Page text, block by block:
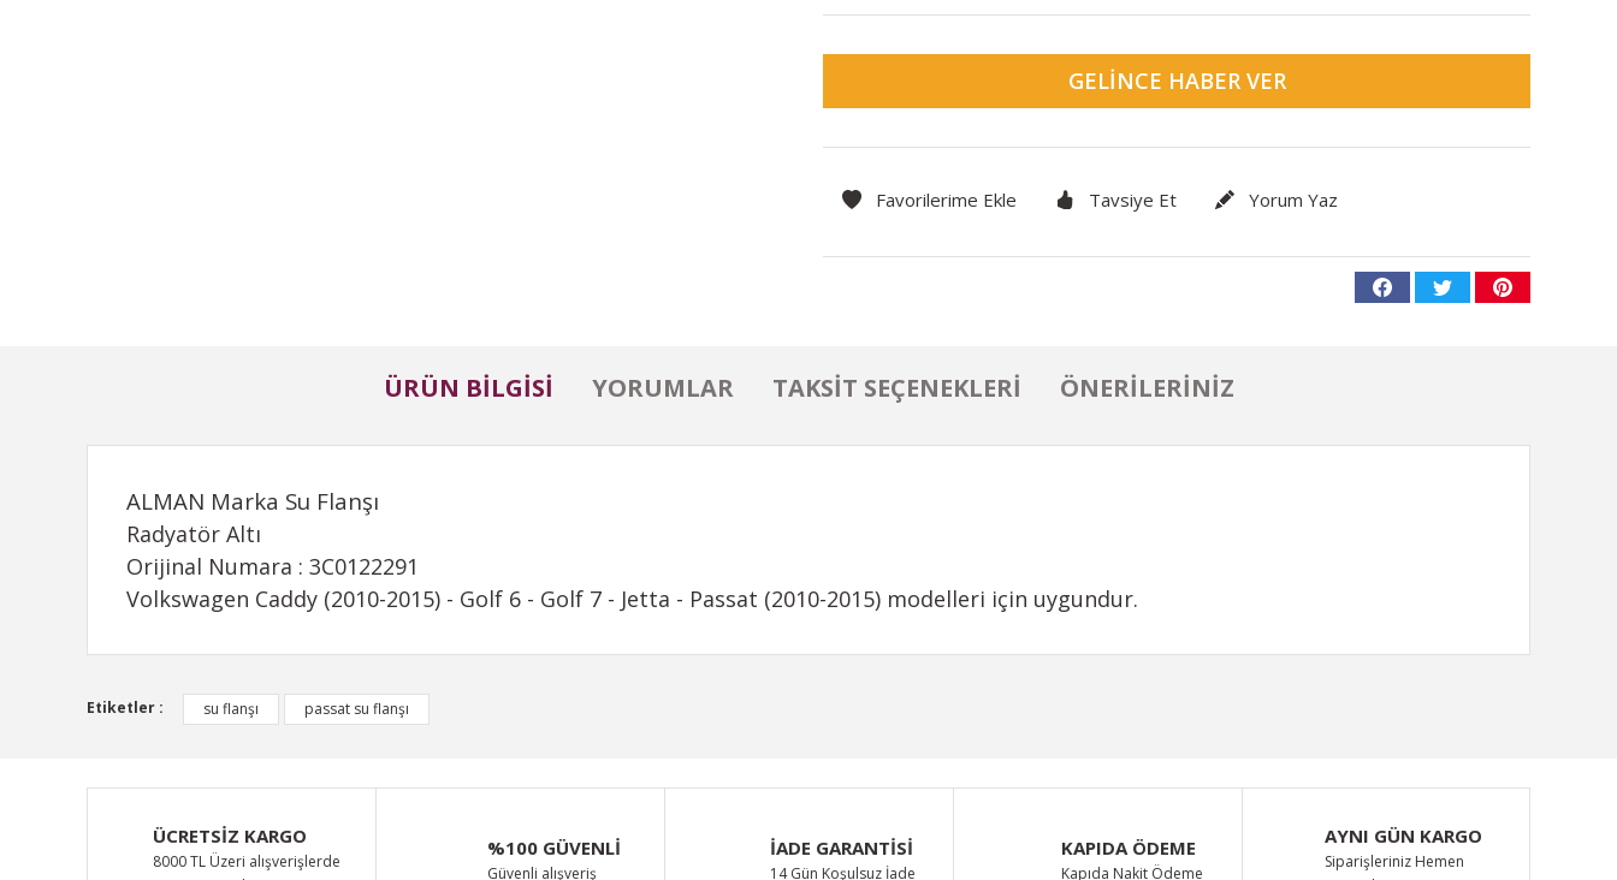
GELINCE HABER VER
Tavsiye Et Yorum Yaz
ÜRÜN BILGISI YORUMLAR TAKSIT SEÇENEKLERI ÖNERILERINIZ
ALMAN Marka Su Flanşı
Radyatör Altı
Orijinal Numara : 3C0122291
Volkswagen Caddy (2010-2015) - Golf 6 - Golf 7 - Jetta - Passat (2010-2015) modelleri için uygundur.
Bu ürünün fiyat bilgisi, resim, ürün açıklamalarında ve diğer konularda yetersiz gördüğünüz noktaları öneri formunu kullanarak tarafımıza iletebilirsiniz.
Görüş ve önerileriniz için teşekkür ederiz.
Ürün resmi kalitesiz, bozuk veya görüntülenemiyor.
Ürün açıklamasında eksik bilgiler bulunuyor.
Ürün bilgilerinde hatalar bulunuyor.
Etiketler : su flanşı passat su flanşı
ÜCRETSİZ KARGO
8000 TL Üzeri alışverişlerde
%100 GÜVENLİ
Güvenli alışveriş
İADE GARANTİSİ
14 Gün Koşulsuz İade
KAPIDA ÖDEME
Kapıda Nakit Ödeme
AYNI GÜN KARGO
Siparişleriniz Hemen